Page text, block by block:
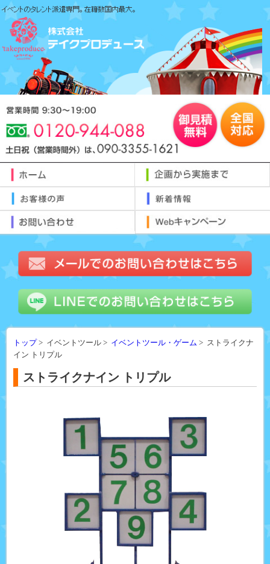
トップ> イベントツール > イベントツール・ゲーム > ストライクナ
イン トリプル
ストライクナイン トリプル